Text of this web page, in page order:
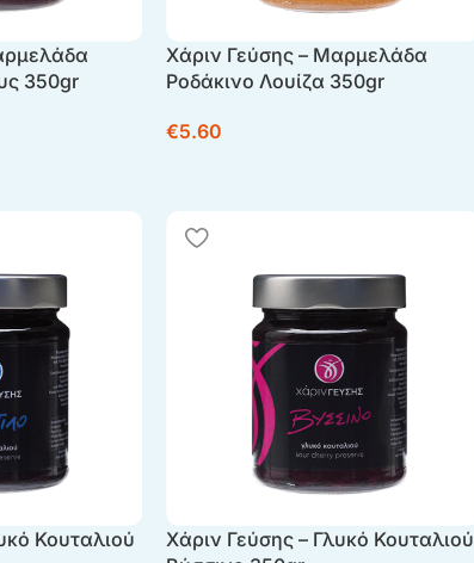
350gr
Χάριν Γεύσης – Μαρμελάδα
Ροδάκινο Λουίζα 350gr
€5.60
Κουταλιού
Χάριν Γεύσης – Γλυκό Κουταλιού